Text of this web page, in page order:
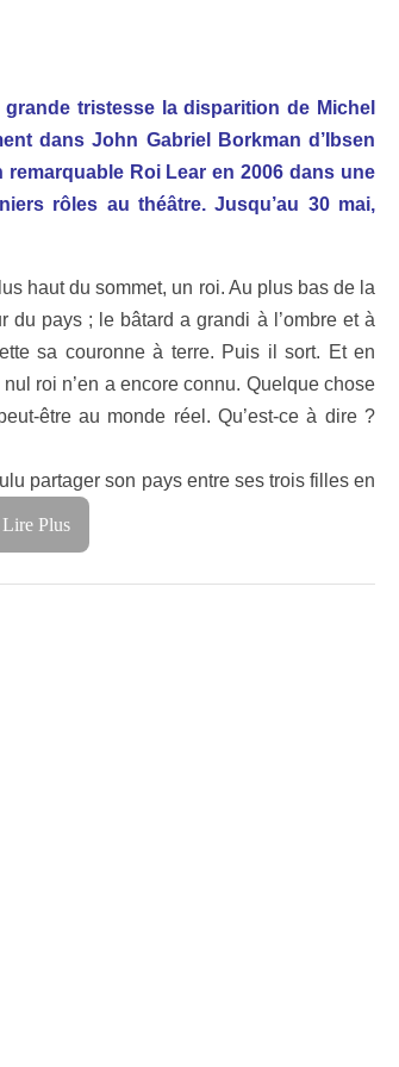
tristesse la disparition de Michel
dans John Gabriel Borkman d’Ibsen
Roi Lear en 2006 dans une
rôles au théâtre. Jusqu’au 30 mai,
haut du sommet, un roi. Au plus bas de la
pays ; le bâtard a grandi à l’ombre et à
sa couronne à terre. Puis il sort. Et en
roi n’en a encore connu. Quelque chose
être au monde réel. Qu’est-ce à dire ?
partager son pays entre ses trois filles en
Lire Plus